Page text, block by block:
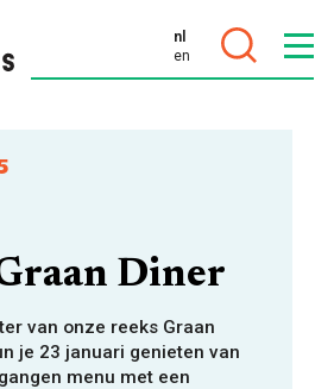
nl
en
Diner
van onze reeks Graan
je 23 januari genieten van
menu met een